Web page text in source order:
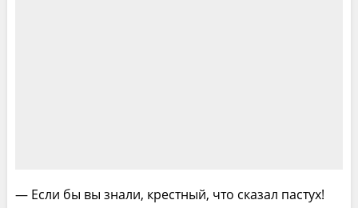
— Если бы вы знали, крестный, что сказал пастух!